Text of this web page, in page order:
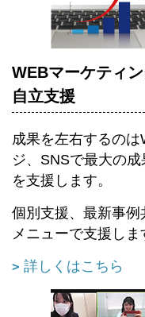
WEBマーケティ
自立支援
成果を左右するの
ジ、SNSで最大の
を支援します。
個別支援、最新事
メニューで支援しま
詳しくはこちら